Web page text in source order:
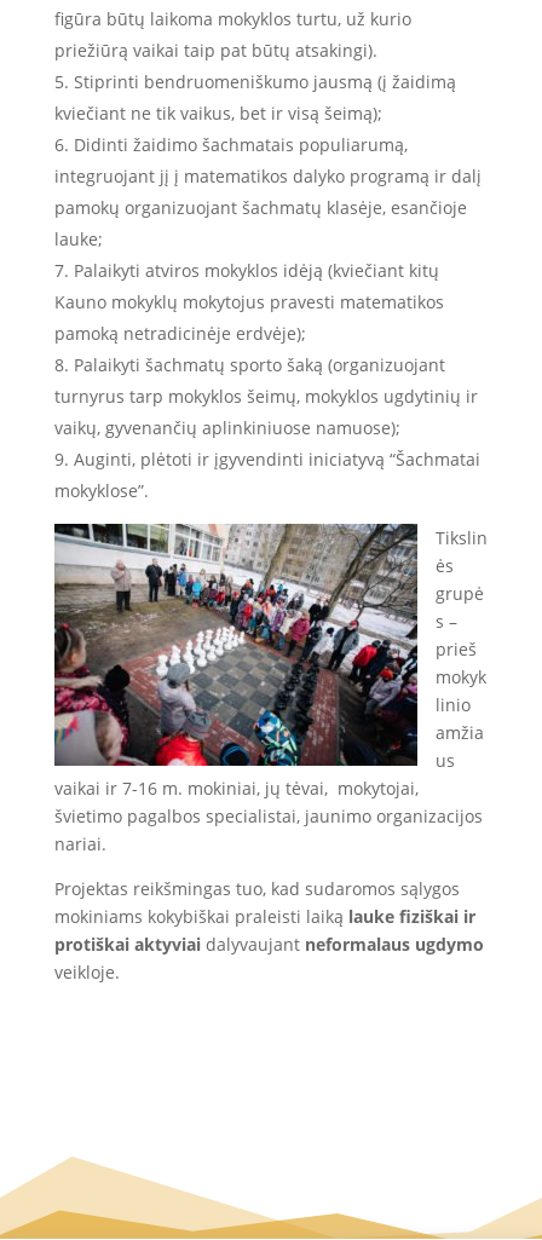
figūra būtų laikoma mokyklos turtu, už kurio
priežiūrą vaikai taip pat būtų atsakingi).
Stiprinti bendruomeniškumo jausmą (į žaidimą
kviečiant ne tik vaikus, bet ir visą šeimą);
Didinti žaidimo šachmatais populiarumą,
integruojant jį į matematikos dalyko programą ir dalį
pamokų organizuojant šachmatų klasėje, esančioje
lauke;
Palaikyti atviros mokyklos idėją (kviečiant kitų
Kauno mokyklų mokytojus pravesti matematikos
pamoką netradicinėje erdvėje);
Palaikyti šachmatų sporto šaką (organizuojant
turnyrus tarp mokyklos šeimų, mokyklos ugdytinių ir
vaikų, gyvenančių aplinkiniuose namuose);
Auginti, plėtoti ir įgyvendinti iniciatyvą “Šachmatai
mokyklose”.
Tikslin
ės
grupė
s –
prieš
mokyk
linio
amžia
us
vaikai ir 7-16 m. mokiniai, jų tėvai, mokytojai,
švietimo pagalbos specialistai, jaunimo organizacijos
nariai.
Projektas reikšmingas tuo, kad sudaromos sąlygos
mokiniams kokybiškai praleisti laiką lauke fiziškai ir
protiškai aktyviaidalyvaujant neformalaus ugdymo
veikloje.